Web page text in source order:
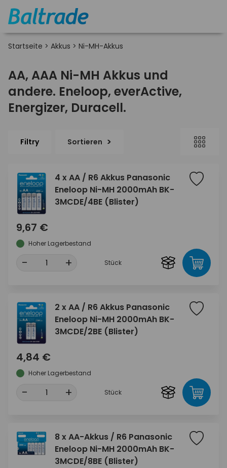
Startseite > Akkus > Ni-MH-Akkus
AA, AAA Ni-MH Akkus und
andere. Eneloop, everActive,
Energizer, Duracell.
Filtry Sortieren
4 x AA / R6 Akkus Panasonic
Eneloop Ni-MH 2000mAh BK-
3MCDE/4BE (Blister)
9,67 €
Hoher Lagerbestand
- + Stück
2 x AA / R6 Akkus Panasonic
Eneloop Ni-MH 2000mAh BK-
3MCDE/2BE (Blister)
4,84 €
Hoher Lagerbestand
- + Stück
8 x AA-Akkus / R6 Panasonic
Eneloop Ni-MH 2000mAh BK-
3MCDE/8BE (Blister)